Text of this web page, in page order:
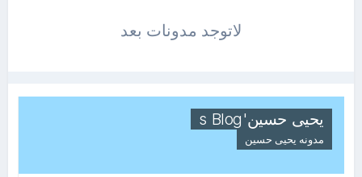
لاتوجد مدونات بعد
يحيى حسين's Blog
مدونه يحيى حسين